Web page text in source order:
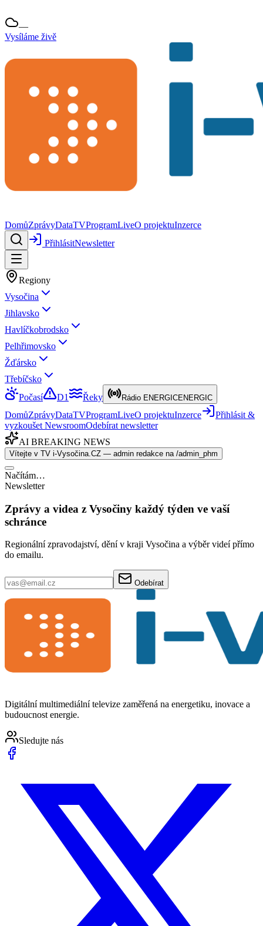
—
Vysíláme živě
DomůZprávyDataTVProgramLiveO projektuInzerce
PřihlásitNewsletter
Regiony
Vysočina
Jihlavsko
Havlíčkobrodsko
Pelhřimovsko
Žďársko
Třebíčsko
Počasí
D1 Řeky Rádio ENERGICENERGIC
DomůZprávyDataTVProgramLiveO projektuInzerce
Přihlásit &
vyzkoušet NewsroomOdebírat newsletter
AI BREAKING NEWS
Vítejte v TV i-Vysočina.CZ — admin redakce na /admin_phm
Načítám…
Newsletter
Zprávy a videa z Vysočiny každý týden ve vaší
schránce
Regionální zpravodajství, dění v kraji Vysočina a výběr videí přímo
do emailu.
Odebírat
Digitální multimediální televize zaměřená na energetiku, inovace a
budoucnost energie.
Sledujte nás